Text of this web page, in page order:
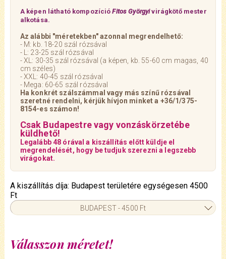
A képen látható kompozícióFitos Györgyivirágkötő mester
alkotása.
Az alábbi "méretekben" azonnal megrendelhető:
- M: kb. 18-20 szál rózsával
- L: 23-25 szál rózsával
- XL: 30-35 szál rózsával (a képen, kb. 55-60 cm magas, 40
cm széles)
- XXL: 40-45 szál rózsával
- Mega: 60-65 szál rózsával
Ha konkrét szálszámmal vagy más színű rózsával
szeretné rendelni, kérjük hívjon minket a +36/1/375-
8154-es számon!
Csak Budapestre vagy vonzáskörzetébe
küldhető!
Legalább 48 órával a kiszállítás előtt küldje el
megrendelését, hogy be tudjuk szerezni a legszebb
virágokat.
Válasszon méretet!
A kiszállítás díja: Budapest területére egységesen 4500
Ft
BUDAPEST - 4500 Ft